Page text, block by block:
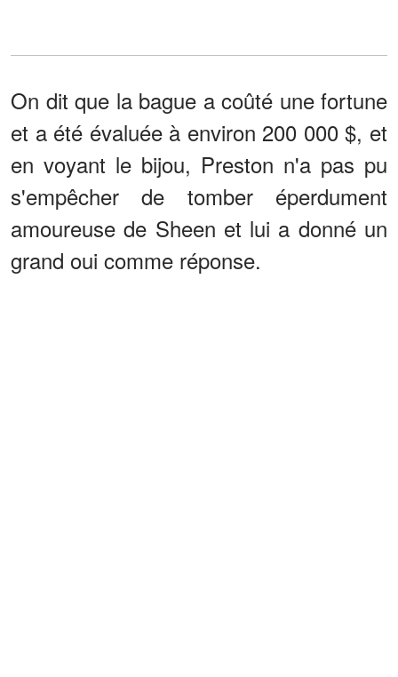
On dit que la bague a coûté une fortune
et a été évaluée à environ 200 000 $, et
en voyant le bijou, Preston n'a pas pu
s'empêcher de tomber éperdument
amoureuse de Sheen et lui a donné un
grand oui comme réponse.